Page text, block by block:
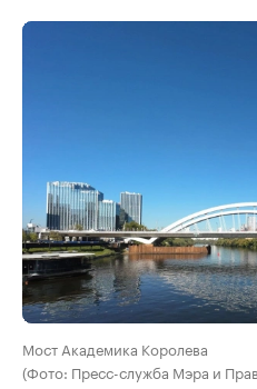
Мост Академика Королева
(Фото: Пресс-служба Мэра и